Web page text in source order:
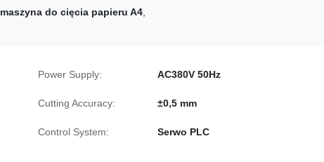
maszyna do cięcia papieru A4
Power Supply: AC380V 50Hz
Cutting Accuracy: ±0,5 mm
Control System: Serwo PLC